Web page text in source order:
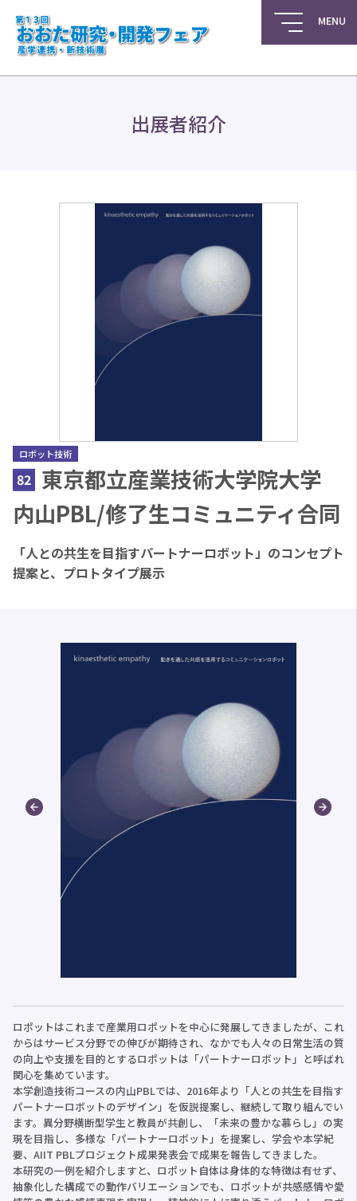
出展者紹介
ロボット技術
82 東京都立産業技術大学院大学
内山PBL/修了生コミュニティ合同
「人との共生を目指すパートナーロボット」のコンセプト
提案と、プロトタイプ展示
ロポットはこれまで産業用ロポットを中心に発展してきましたが、これ
からはサービス分野での伸びが期待され、なかでも人々の日常生活の質
の向上や支援を目的とするロポットは「パートナーロボット」と呼ばれ
関心を集めています。
本学創造技術コースの内山PBLでは、2016年より「人との共生を目指す
パートナーロボットのデザイン」を仮説提案し、継続して取り組んでい
ます。異分野横断型学生と教員が共創し、「未来の豊かな慕らし」の実
現を目指し、多様な「パートナーロボット」を提案し、学会や本学紀
要、AIIT PBLプロジェクト成果発表会で成果を報告してきました。
本研究の一例を紹介しますと、ロポット自体は身体的な特徴は有せず、
抽象化した構成での動作バリエーションでも、ロポットが共感感情や愛